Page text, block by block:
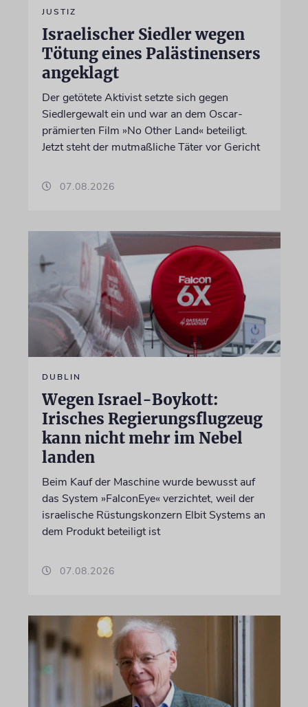
JUSTIZ
Israelischer Siedler wegen
Tötung eines Palästinensers
angeklagt
Der getötete Aktivist setzte sich gegen
Siedlergewalt ein und war an dem Oscar-
prämierten Film »No Other Land« beteiligt.
Jetzt steht der mutmaßliche Täter vor Gericht
07.08.2026
DUBLIN
Wegen Israel-Boykott:
Irisches Regierungsflugzeug
kann nicht mehr im Nebel
landen
Beim Kauf der Maschine wurde bewusst auf
das System »FalconEye« verzichtet, weil der
israelische Rüstungskonzern Elbit Systems an
dem Produkt beteiligt ist
07.08.2026